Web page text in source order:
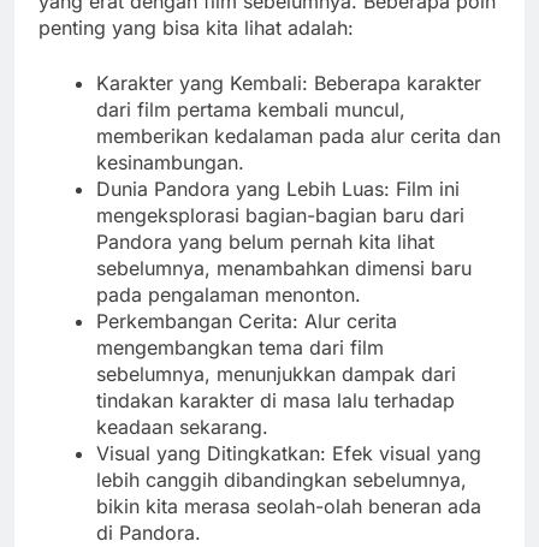
penting yang bisa kita lihat adalah:
Karakter yang Kembali: Beberapa karakter
dari film pertama kembali muncul,
memberikan kedalaman pada alur cerita dan
kesinambungan.
Dunia Pandora yang Lebih Luas: Film ini
mengeksplorasi bagian-bagian baru dari
Pandora yang belum pernah kita lihat
sebelumnya, menambahkan dimensi baru
pada pengalaman menonton.
Perkembangan Cerita: Alur cerita
mengembangkan tema dari film
sebelumnya, menunjukkan dampak dari
tindakan karakter di masa lalu terhadap
keadaan sekarang.
Visual yang Ditingkatkan: Efek visual yang
lebih canggih dibandingkan sebelumnya,
bikin kita merasa seolah-olah beneran ada
di Pandora.